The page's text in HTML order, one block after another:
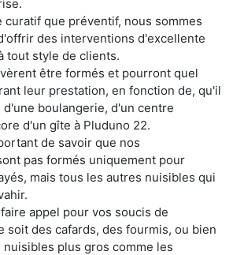
curatif que préventif, nous sommes
des interventions d'excellente
tout style de clients.
être formés et pourront quel
leur prestation, en fonction de, qu'il
d'une boulangerie, d'un centre
d'un gîte à Pluduno 22.
de savoir que nos
pas formés uniquement pour
mais tous les autres nuisibles qui
appel pour vos soucis de
soit des cafards, des fourmis, ou bien
plus gros comme les